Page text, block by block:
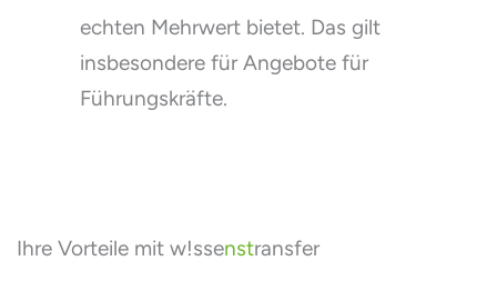
echten Mehrwert bietet. Das gilt
insbesondere für Angebote für
Führungskräfte.
Ihre Vorteile mit w!ssenstransfer